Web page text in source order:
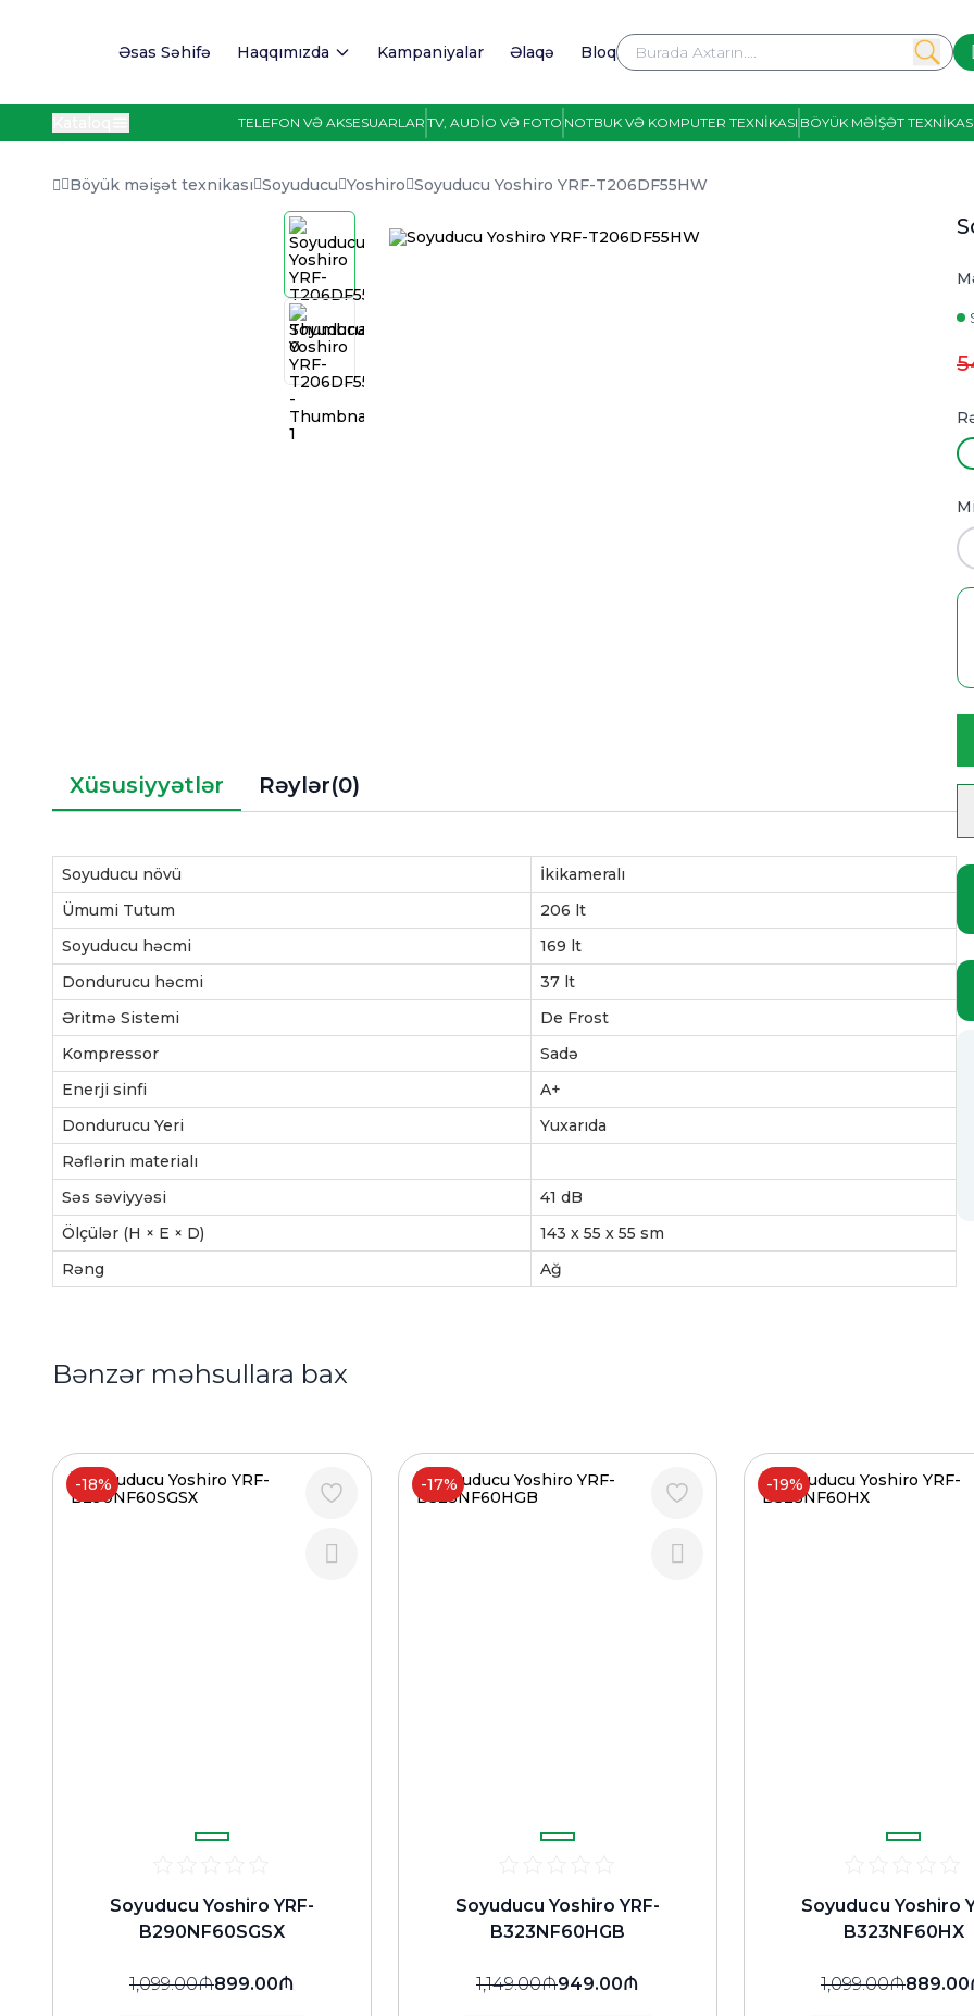
Əsas Səhifə Haqqımızda Kampaniyalar Əlaqə Bloq
TELEFON VƏ AKSESUARLAR TV, AUDIO VƏ FOTO NOTBUK VƏ KOMPUTER TEXNIKASI BÖYÜK MƏIŞƏT
Böyük məişət texnikası Soyuducu Yoshiro Soyuducu Yoshiro YRF-T206DF55HW
Xüsusiyyətlər Rəylər(0)
Soyuducu növü
İkikameralı
Ümumi Tutum
206 lt
Soyuducu həcmi
169 lt
Dondurucu həcmi
37 lt
Əritmə Sistemi
De Frost
Kompressor
Sadə
Enerji sinfi
A+
Dondurucu Yeri
Yuxarıda
Rəflərin materialı
Səs səviyyəsi
41 dB
Ölçülər (H × E × D)
143 x 55 x 55 sm
Rəng
Ağ
Bənzər məhsullara bax
-18%
Soyuducu Yoshiro YRF-
B290NF60SGSX
1,099.00₼899.00₼
-17%
Soyuducu Yoshiro YRF-
B323NF60HGB
1,149.00₼949.00₼
-19%
Soyuducu Yoshiro
B323NF60HX
1,099.00₼